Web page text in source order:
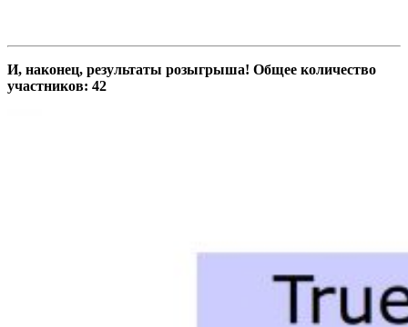
И, наконец, результаты розыгрыша! Общее количество
участников: 42